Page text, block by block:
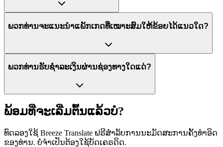
ພວກທ່ານຈະແນະນຳແພັກເກດທີ່ເໝາະສົມໃຫ້ຂ້ອຍໄດ້ແນວໃດ?
ພວກທ່ານຮັບຊຳລະເງິນຜ່ານຊ່ອງທາງໃດແດ່?
ພ້ອມທີ່ຈະເລີ່ມຕົ້ນແລ້ວບໍ?
ທົດລອງໃຊ້ Breeze Translate ຟຣີສຳລັບການນະມັດສະການຄັ້ງທຳອິດ
ຂອງທ່ານ. ບໍ່ຈຳເປັນຕ້ອງໃຊ້ບັດເຄຣດິດ.